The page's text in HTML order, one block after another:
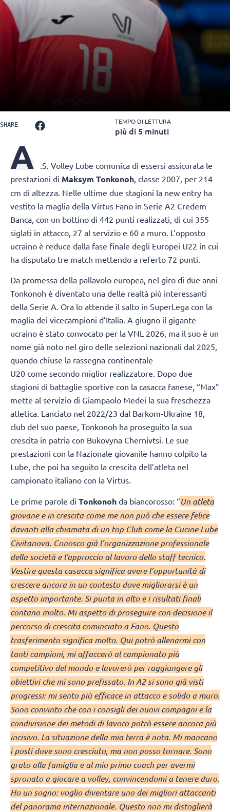
SHARE TEMPO DI LETTURA
più di 5 minuti
A .S. Volley Lube comunica di essersi assicurata le
prestazioni di Maksym Tonkonoh, classe 2007, per 214
cm di altezza. Nelle ultime due stagioni la new entry ha
vestito la maglia della Virtus Fano in Serie A2 Credem
Banca, con un bottino di 442 punti realizzati, di cui 355
siglati in attacco, 27 al servizio e 60 a muro. L’opposto
ucraino è reduce dalla fase finale degli Europei U22 in cui
ha disputato tre match mettendo a referto 72 punti.
Da promessa della pallavolo europea, nel giro di due anni
Tonkonoh è diventato una delle realtà più interessanti
della Serie A. Ora lo attende il salto in SuperLega con la
maglia dei vicecampioni d’Italia. A giugno il gigante
ucraino è stato convocato per la VNL 2026, ma il suo è un
nome già noto nel giro delle selezioni nazionali dal 2025,
quando chiuse la rassegna continentale
U20 come secondo miglior realizzatore. Dopo due
stagioni di battaglie sportive con la casacca fanese, “Max”
mette al servizio di Giampaolo Medei la sua freschezza
atletica. Lanciato nel 2022/23 dal Barkom-Ukraine 18,
club del suo paese, Tonkonoh ha proseguito la sua
crescita in patria con Bukovyna Chernivtsi. Le sue
prestazioni con la Nazionale giovanile hanno colpito la
Lube, che poi ha seguito la crescita dell’atleta nel
campionato italiano con la Virtus.
Le prime parole di Tonkonoh da biancorosso: “Un atleta
giovane e in crescita come me non può che essere felice
davanti alla chiamata di un top Club come la Cucine Lube
Civitanova. Conosco già l’organizzazione professionale
della società e l’approccio al lavoro dello staff tecnico.
Vestire questa casacca significa avere l’opportunità di
crescere ancora in un contesto dove migliorarsi è un
aspetto importante. Si punta in alto e i risultati finali
contano molto. Mi aspetto di proseguire con decisione il
percorso di crescita cominciato a Fano. Questo
trasferimento significa molto. Qui potrò allenarmi con
tanti campioni, mi affaccerò al campionato più
competitivo del mondo e lavorerò per raggiungere gli
obiettivi che mi sono prefissato. In A2 si sono già visti
progressi: mi sento più efficace in attacco e solido a muro.
Sono convinto che con i consigli dei nuovi compagni e la
condivisione dei metodi di lavoro potrò essere ancora più
incisivo. La situazione della mia terra è nota. Mi mancano
i posti dove sono cresciuto, ma non posso tornare. Sono
grato alla famiglia e al mio primo coach per avermi
spronato a giocare a volley, convincendomi a tenere duro.
Ho un sogno: voglio diventare uno dei migliori attaccanti
del panorama internazionale. Questo non mi distoglierà